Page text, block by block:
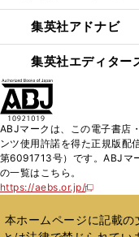
集英社アドナビ
集英社エディター
ABJマークは、この電子書店
ンツ使用許諾を得た正規版配
第6091713号）です。ABJマ
の一覧はこちら。
https://aebs.or.jp/
新
い
ウ
本ホームページに記載の